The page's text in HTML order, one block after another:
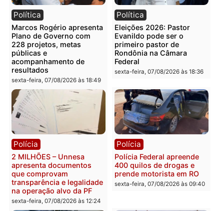
Publicidade
Categorias
Economia
Você também vai querer ler...
Política
Marcos Rogério apresenta
Plano de Governo com
228 projetos, metas
Política
Eleições 2026: Pastor